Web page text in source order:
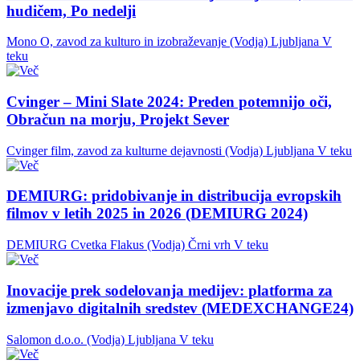
hudičem, Po nedelji
Mono O, zavod za kulturo in izobraževanje (Vodja) Ljubljana V
teku
Cvinger – Mini Slate 2024: Preden potemnijo oči,
Obračun na morju, Projekt Sever
Cvinger film, zavod za kulturne dejavnosti (Vodja) Ljubljana V teku
DEMIURG: pridobivanje in distribucija evropskih
filmov v letih 2025 in 2026 (DEMIURG 2024)
DEMIURG Cvetka Flakus (Vodja) Črni vrh V teku
Inovacije prek sodelovanja medijev: platforma za
izmenjavo digitalnih sredstev (MEDEXCHANGE24)
Salomon d.o.o. (Vodja) Ljubljana V teku